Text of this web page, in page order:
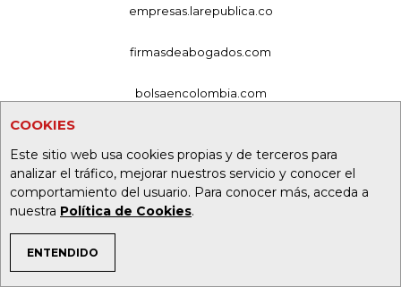
COOKIES
Este sitio web usa cookies propias y de terceros para
analizar el tráfico, mejorar nuestros servicio y conocer el
comportamiento del usuario. Para conocer más, acceda a
nuestra Política de Cookies.
ENTENDIDO
TEMAS DE INTERÉS
empresas.larepublica.co
firmasdeabogados.com
bolsaencolombia.com
carnavalindustriacultural.com
canalrcn.com